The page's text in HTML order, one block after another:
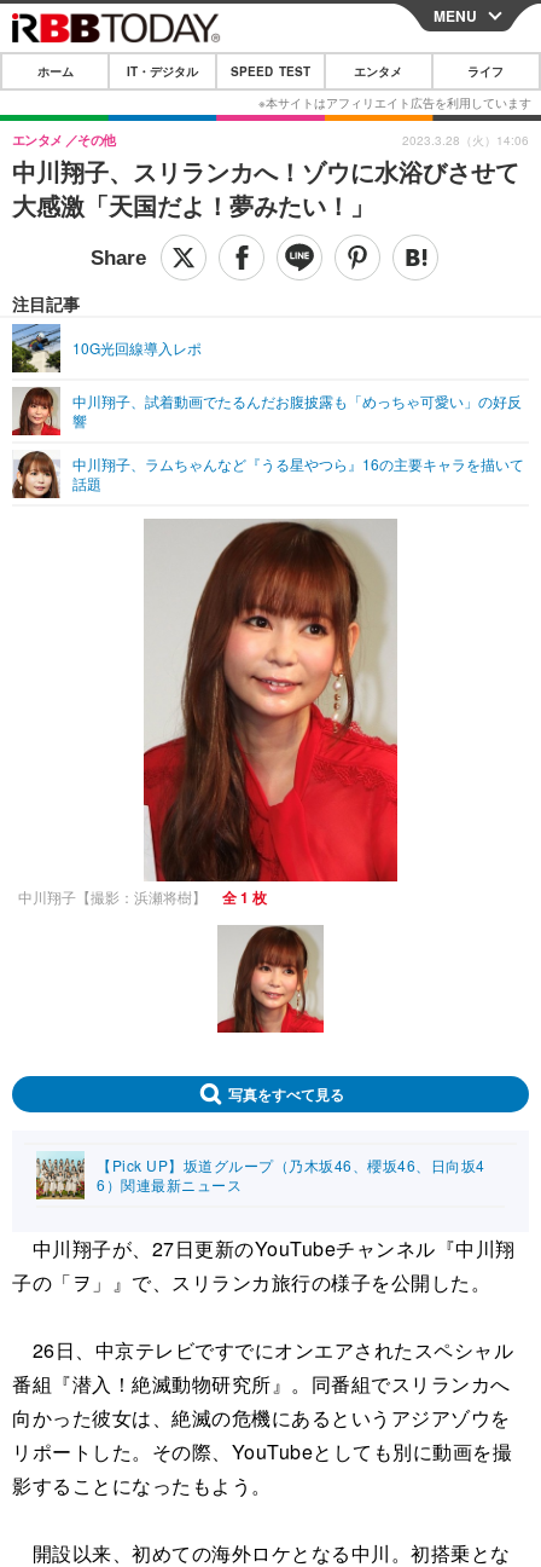
CLOSE
ホーム
IT・デジタル
IT・デジタルTOP スマートフォン
ショッピング その他
SPEED TEST
エンタメTOP 映画・ドラマ
ショッピング その他
ライフTOP
リリース一覧
プッシュ通知の停止方法
MENU
ホーム IT・デジタル SPEED TEST エンタメ ライフ
中川翔子、スリランカへ！ゾウに水浴びさせて
大感激「天国だよ！夢みたい！」
エンタメ その他
注目記事
10G光回線導入レポ
中川翔子、試着動画でたるんだお腹披露も「めっちゃ可愛い」の好反
響
中川翔子、ラムちゃんなど『うる星やつら』16の主要キャラを描いて
話題
2023.3.28（火）14:06
中川翔子【撮影：浜瀬将樹】 全 1 枚
写真をすべて見る
【Pick UP】坂道グループ（乃木坂46、櫻坂46、日向坂4
6）関連最新ニュース
中川翔子が、27日更新のYouTubeチャンネル『中川翔
子の「ヲ」』で、スリランカ旅行の様子を公開した。
26日、中京テレビですでにオンエアされたスペシャル
番組『潜入！絶滅動物研究所』。同番組でスリランカへ
向かった彼女は、絶滅の危機にあるというアジアゾウを
リポートした。その際、YouTubeとしても別に動画を撮
影することになったもよう。
開設以来、初めての海外ロケとなる中川。初搭乗とな